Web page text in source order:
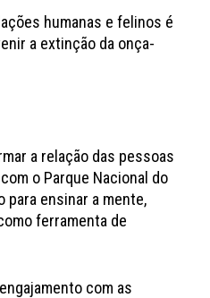
humanas e felinos é
a extinção da onça-
a relação das pessoas
o Parque Nacional do
para ensinar a mente,
ferramenta de
com as